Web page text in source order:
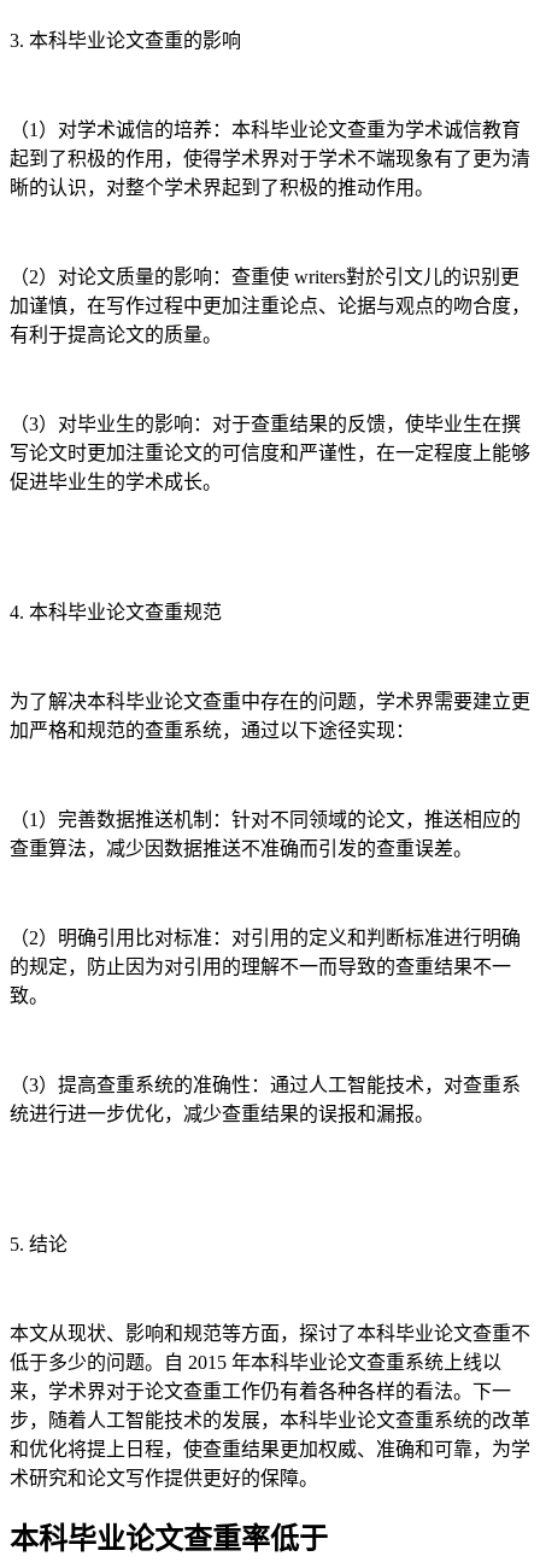
3. 本科毕业论文查重的影响
（1）对学术诚信的培养：本科毕业论文查重为学术诚信教育
起到了积极的作用，使得学术界对于学术不端现象有了更为清
晰的认识，对整个学术界起到了积极的推动作用。
（2）对论文质量的影响：查重使 writers對於引文儿的识别更
加谨慎，在写作过程中更加注重论点、论据与观点的吻合度，
有利于提高论文的质量。
（3）对毕业生的影响：对于查重结果的反馈，使毕业生在撰
写论文时更加注重论文的可信度和严谨性，在一定程度上能够
促进毕业生的学术成长。
4. 本科毕业论文查重规范
为了解决本科毕业论文查重中存在的问题，学术界需要建立更
加严格和规范的查重系统，通过以下途径实现：
（1）完善数据推送机制：针对不同领域的论文，推送相应的
查重算法，减少因数据推送不准确而引发的查重误差。
（2）明确引用比对标准：对引用的定义和判断标准进行明确
的规定，防止因为对引用的理解不一而导致的查重结果不一
致。
（3）提高查重系统的准确性：通过人工智能技术，对查重系
统进行进一步优化，减少查重结果的误报和漏报。
5. 结论
本文从现状、影响和规范等方面，探讨了本科毕业论文查重不
低于多少的问题。自 2015 年本科毕业论文查重系统上线以
来，学术界对于论文查重工作仍有着各种各样的看法。下一
步，随着人工智能技术的发展，本科毕业论文查重系统的改革
和优化将提上日程，使查重结果更加权威、准确和可靠，为学
术研究和论文写作提供更好的保障。
本科毕业论文查重率低于